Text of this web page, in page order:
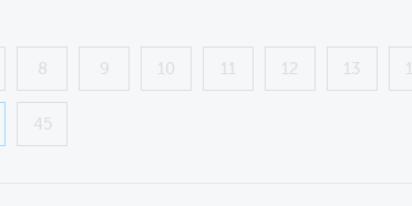
8 9 10 11 12 13
45